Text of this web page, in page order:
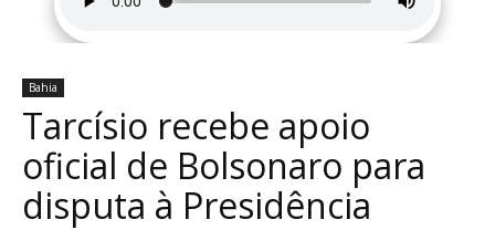
Bahia
Tarcísio recebe apoio
oficial de Bolsonaro para
disputa à Presidência